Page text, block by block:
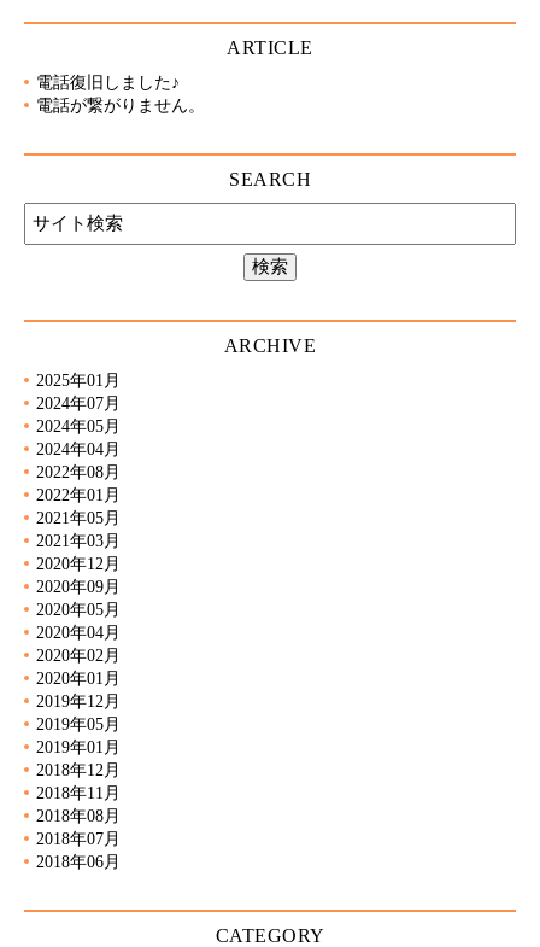
ARTICLE
電話復旧しました♪
電話が繋がりません。
SEARCH
ARCHIVE
2025年01月
2024年07月
2024年05月
2024年04月
2022年08月
2022年01月
2021年05月
2021年03月
2020年12月
2020年09月
2020年05月
2020年04月
2020年02月
2020年01月
2019年12月
2019年05月
2019年01月
2018年12月
2018年11月
2018年08月
2018年07月
2018年06月
CATEGORY